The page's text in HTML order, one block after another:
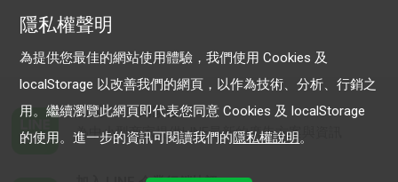
加入 LINE 商家報
為中小型商家提供LINE最新的廣告方案與資訊
隱私權聲明
為提供您最佳的網站使用體驗，我們使用 Cookies 及
localStorage 以改善我們的網頁，以作為技術、分析、行銷之
用。繼續瀏覽此網頁即代表您同意 Cookies 及 localStorage
的使用。進一步的資訊可閱讀我們的隱私權說明。